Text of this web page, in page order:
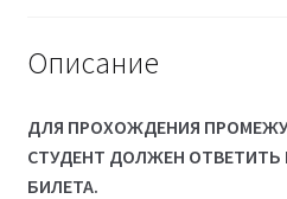
Описание
ДЛЯ ПРОХОЖДЕНИЯ
СТУДЕНТ ДОЛЖЕН
БИЛЕТА.